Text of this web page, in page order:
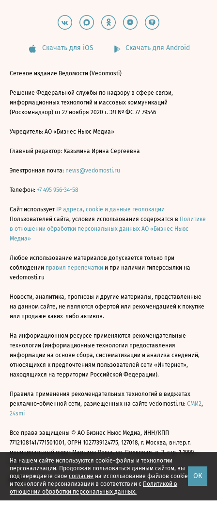
На нашем сайте используются cookie-файлы и технологии
персонализации. Продолжая пользоваться данным сайтом, вы
подтверждаете свое согласие на использование файлов cookie
и технологий персонализации в соответствии с Политикой в
отношении обработки персональных данных.
ОК
Скачать для iOS Скачать для Android
Сетевое издание Ведомости (Vedomosti)
Решение Федеральной службы по надзору в сфере связи,
информационных технологий и массовых коммуникаций
(Роскомнадзор) от 27 ноября 2020 г. ЭЛ № ФС 77-79546
Учредитель: АО «Бизнес Ньюс Медиа»
Главный редактор: Казьмина Ирина Сергеевна
Электронная почта: news@vedomosti.ru
Телефон: +7 495 956-34-58
Сайт использует IP адреса, cookie и данные геолокации
Пользователей сайта, условия использования содержатся в Политике
в отношении обработки персональных данных АО «Бизнес Ньюс
Медиа»
Любое использование материалов допускается только при
соблюдении правил перепечатки и при наличии гиперссылки на
vedomosti.ru
Новости, аналитика, прогнозы и другие материалы, представленные
на данном сайте, не являются офертой или рекомендацией к покупке
или продаже каких-либо активов.
На информационном ресурсе применяются рекомендательные
технологии (информационные технологии предоставления
информации на основе сбора, систематизации и анализа сведений,
относящихся к предпочтениям пользователей сети «Интернет»,
находящихся на территории Российской Федерации).
Правила применения рекомендательных технологий в виджетах
рекламно-обменной сети, размещенных на сайте vedomosti.ru: СМИ2,
24smi
Все права защищены © АО Бизнес Ньюс Медиа, ИНН/КПП
7712108141/771501001, ОГРН 1027739124775, 127018, г. Москва, вн.тер.г.
муниципальный округ Марьина Роща, ул. Полковая, д. 3, стр. 1 1999—
2026